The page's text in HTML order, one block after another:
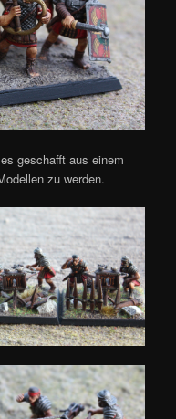
geschafft aus einem
zu werden.